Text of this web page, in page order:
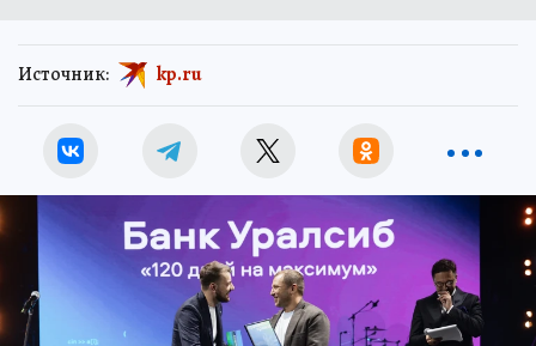
Источник: kp.ru